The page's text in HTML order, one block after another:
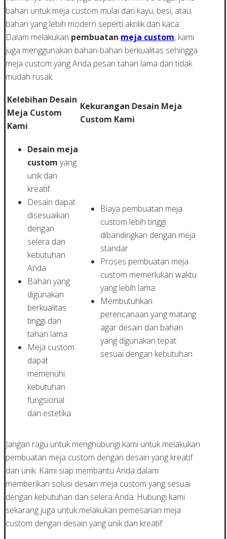
bahan untuk meja custom mulai dari kayu, besi, atau
bahan yang lebih modern seperti akrilik dan kaca.
Dalam melakukan pembuatan meja custom, kami
juga menggunakan bahan-bahan berkualitas sehingga
meja custom yang Anda pesan tahan lama dan tidak
mudah rusak.
Kelebihan Desain
Meja Custom
Kami
Kekurangan Desain Meja
Custom Kami
Desain meja
custom yang
unik dan
kreatif
Desain dapat
disesuaikan
dengan
selera dan
kebutuhan
Anda
Bahan yang
digunakan
berkualitas
tinggi dan
tahan lama
Meja custom
dapat
memenuhi
kebutuhan
fungsional
dan estetika
Biaya pembuatan meja
custom lebih tinggi
dibandingkan dengan meja
standar
Proses pembuatan meja
custom memerlukan waktu
yang lebih lama
Membutuhkan
perencanaan yang matang
agar desain dan bahan
yang digunakan tepat
sesuai dengan kebutuhan
Jangan ragu untuk menghubungi kami untuk melakukan
pembuatan meja custom dengan desain yang kreatif
dan unik. Kami siap membantu Anda dalam
memberikan solusi desain meja custom yang sesuai
dengan kebutuhan dan selera Anda. Hubungi kami
sekarang juga untuk melakukan pemesanan meja
custom dengan desain yang unik dan kreatif.